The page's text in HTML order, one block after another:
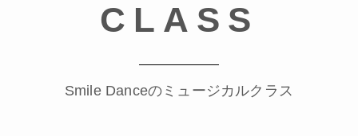
CLASS
Smile Danceのミュージカルクラス